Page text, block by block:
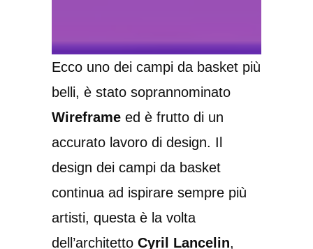
Ecco uno dei campi da basket più
belli, è stato soprannominato
Wireframe ed è frutto di un
accurato lavoro di design. Il
design dei campi da basket
continua ad ispirare sempre più
artisti, questa è la volta
dell’architetto Cyril Lancelin,